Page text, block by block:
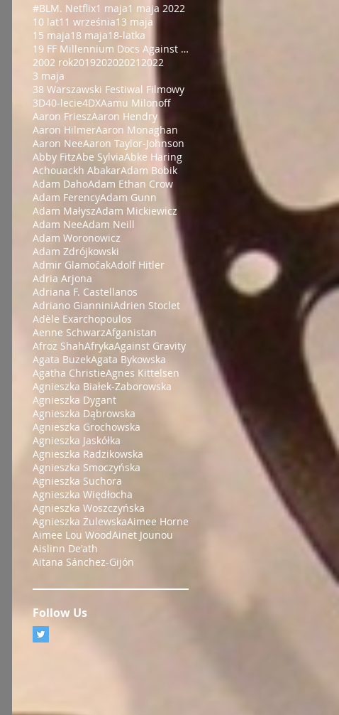
#BLM. Netflix1 maja1 maja 2022
10 lat11 września13 maja
15 maja18 maja18-latka
19 FF Millennium Docs Against Gravity!
2002 rok201920202021 2022
3 maja
38 Warszawski Festiwal Filmowy
3D40-lecie4DXAamu Milonoff
Aaron FrieszAaron Hendry
Aaron HilmerAaron Monaghan
Aaron NeeAaron Taylor-Johnson
Abby FitzAbe SylviaAbke Haring
Achouackh AbakarAdam Bobik
Adam DahoAdam Ethan Crow
Adam FerencyAdam Gunn
Adam MałyszAdam Mickiewicz
Adam NeeAdam Neill
Adam Woronowicz
Adam Zdrójkowski
Admir GlamočakAdolf Hitler
Adria Arjona
Adriana F. Castellanos
Adriano GianniniAdrien Stoclet
Adèle Exarchopoulos
Aenne SchwarzAfganistan
Afroz ShahAfrykaAgainst Gravity
Agata BuzekAgata Bykowska
Agatha ChristieAgnes Kittelsen
Agnieszka Białek-Zaborowska
Agnieszka Dygant
Agnieszka Dąbrowska
Agnieszka Grochowska
Agnieszka Jaskółka
Agnieszka Radzikowska
Agnieszka Smoczyńska
Agnieszka Suchora
Agnieszka Więdłocha
Agnieszka Woszczyńska
Agnieszka ŻulewskaAimee Horne
Aimee Lou WoodAinet Jounou
Aislinn De'ath
Aitana Sánchez-Gijón
Follow Us